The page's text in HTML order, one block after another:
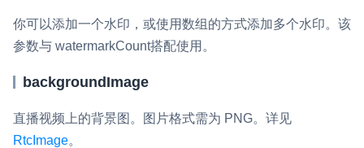
你可以添加一个水印，或使用数组的方式添加多个水印。 该
参数与 watermarkCount搭配使用。
backgroundImage
直播视频上的背景图。图片格式需为 PNG。详见
RtcImage。